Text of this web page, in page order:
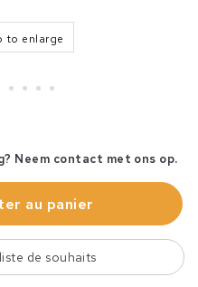
to enlarge
Neem contact met ons op.
au panier
de souhaits